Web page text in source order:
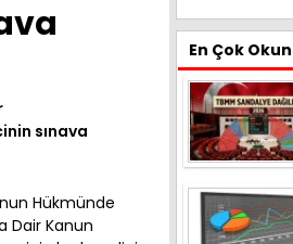
sınava
Hükmünde
Dair Kanun
En Çok